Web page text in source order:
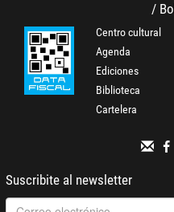
/
Centro cultural
Agenda
Ediciones
Biblioteca
Cartelera
Suscribite al newsletter